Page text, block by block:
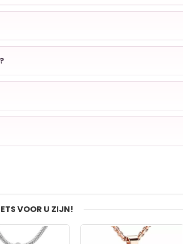
VOOR U ZIJN!